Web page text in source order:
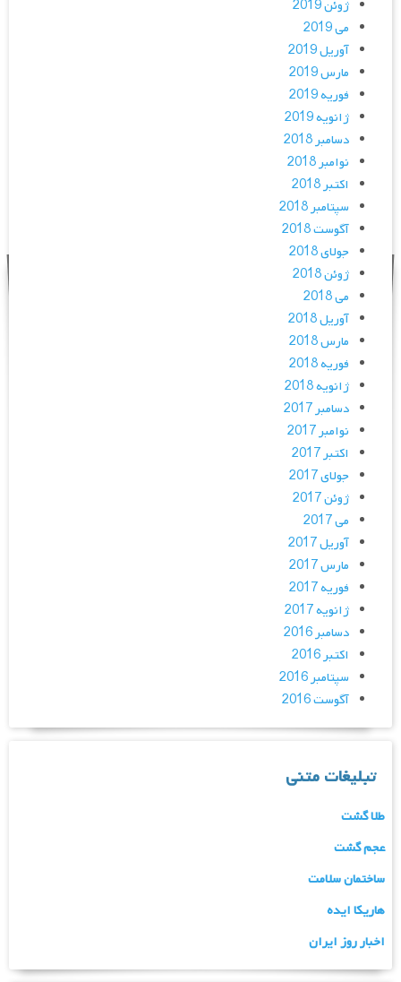
ژوئن 2019
می 2019
آوریل 2019
مارس 2019
فوریه 2019
ژانویه 2019
دسامبر 2018
نوامبر 2018
اکتبر 2018
سپتامبر 2018
آگوست 2018
جولای 2018
ژوئن 2018
می 2018
آوریل 2018
مارس 2018
فوریه 2018
ژانویه 2018
دسامبر 2017
نوامبر 2017
اکتبر 2017
جولای 2017
ژوئن 2017
می 2017
آوریل 2017
مارس 2017
فوریه 2017
ژانویه 2017
دسامبر 2016
اکتبر 2016
سپتامبر 2016
آگوست 2016
تبلیغات متنی
طلا گشت
عجم گشت
ساختمان سلامت
هاریکا ایده
اخبار روز ایران